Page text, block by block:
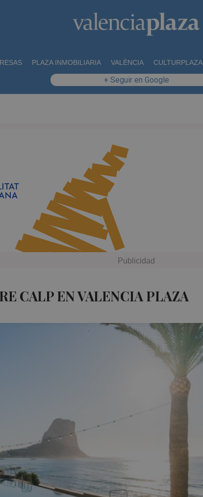
PLAZA INMOBILIARIA VALÈNCIA CULTURPLAZA
+ Seguir en Google
CALP EN VALENCIA PLAZA